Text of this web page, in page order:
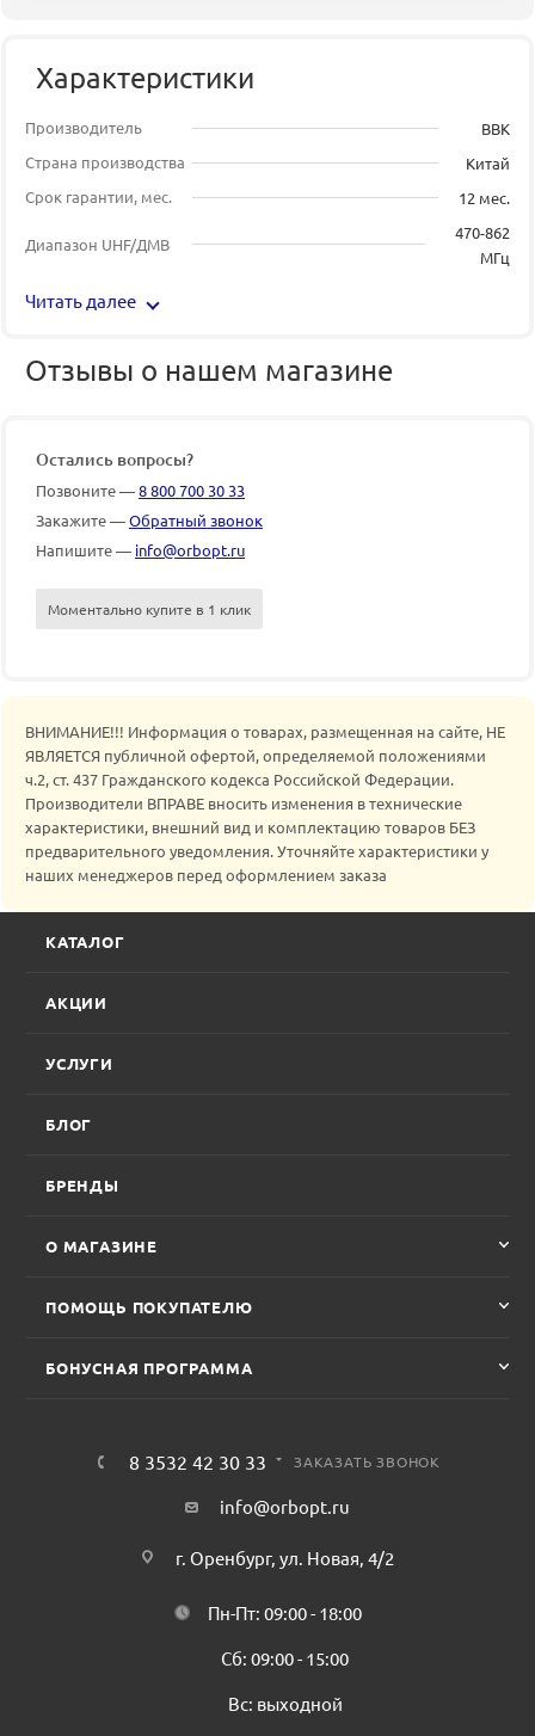
Характеристики
Производитель
BBK
Страна производства
Китай
Срок гарантии, мес.
12 мес.
Диапазон UHF/ДМВ
470-862
МГц
Читать далее
Отзывы о нашем магазине
Остались вопросы?
Позвоните —8 800 700 30 33
Закажите —Обратный звонок
Напишите — info@orbopt.ru
Моментально купите в 1 клик
ВНИМАНИЕ!!! Информация о товарах, размещенная на сайте, НЕ
ЯВЛЯЕТСЯ публичной офертой, определяемой положениями
ч.2, ст. 437 Гражданского кодекса Российской Федерации.
Производители ВПРАВЕ вносить изменения в технические
характеристики, внешний вид и комплектацию товаров БЕЗ
предварительного уведомления. Уточняйте характеристики у
наших менеджеров перед оформлением заказа
КАТАЛОГ
АКЦИИ
УСЛУГИ
БЛОГ
БРЕНДЫ
О МАГАЗИНЕ
ПОМОЩЬ ПОКУПАТЕЛЮ
БОНУСНАЯ ПРОГРАММА
8 3532 42 30 33 ЗАКАЗАТЬ ЗВОНОК
info@orbopt.ru
г. Оренбург, ул. Новая, 4/2
Пн-Пт: 09:00 - 18:00
Сб: 09:00 - 15:00
Вс: выходной